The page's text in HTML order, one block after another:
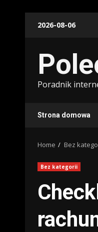
2026-08-06
Poradnik
Strona domowa
Home Bez
Bez kategorii